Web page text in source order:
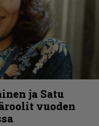
ja Satu
vuoden